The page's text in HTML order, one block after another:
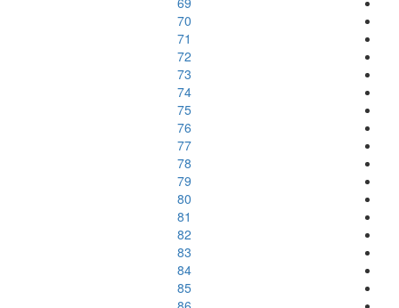
70
71
72
73
74
75
76
77
78
79
80
81
82
83
84
85